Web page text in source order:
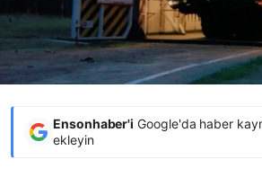
Ensonhaber'i Google'da haber
ekleyin